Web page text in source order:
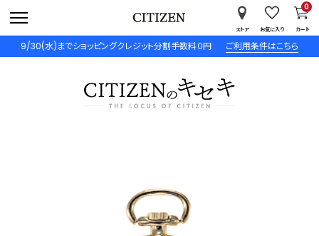
9/30(水)までショッピングクレジット分割手数料０円 ご利用条件はこちら
ストア お気に入り カート
0